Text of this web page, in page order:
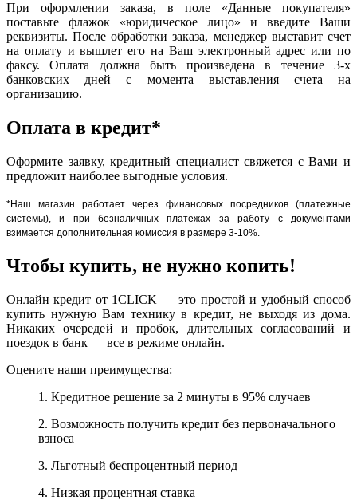
При оформлении заказа, в поле «Данные покупателя»
поставьте флажок «юридическое лицо» и введите Ваши
реквизиты. После обработки заказа, менеджер выставит счет
на оплату и вышлет его на Ваш электронный адрес или по
факсу. Оплата должна быть произведена в течение 3-х
банковских дней с момента выставления счета на
организацию.
Оплата в кредит*
Оформите заявку, кредитный специалист свяжется с Вами и
предложит наиболее выгодные условия.
*Наш магазин работает через финансовых посредников (платежные
системы), и при безналичных платежах за работу с документами
взимается дополнительная комиссия в размере 3-10%.
Чтобы купить, не нужно копить!
Онлайн кредит от 1CLICK — это простой и удобный способ
купить нужную Вам технику в кредит, не выходя из дома.
Никаких очередей и пробок, длительных согласований и
поездок в банк — все в режиме онлайн.
Оцените наши преимущества:
1. Кредитное решение за 2 минуты в 95% случаев
2. Возможность получить кредит без первоначального
взноса
3. Льготный беспроцентный период
4. Низкая процентная ставка